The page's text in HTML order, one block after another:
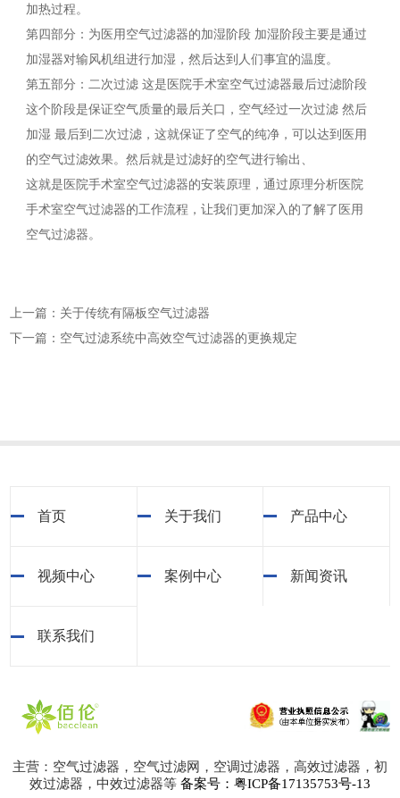
加热过程。
第四部分：为医用空气过滤器的加湿阶段 加湿阶段主要是通过
加湿器对输风机组进行加湿，然后达到人们事宜的温度。
第五部分：二次过滤 这是医院手术室空气过滤器最后过滤阶段
这个阶段是保证空气质量的最后关口，空气经过一次过滤 然后
加湿 最后到二次过滤，这就保证了空气的纯净，可以达到医用
的空气过滤效果。然后就是过滤好的空气进行输出、
这就是医院手术室空气过滤器的安装原理，通过原理分析医院
手术室空气过滤器的工作流程，让我们更加深入的了解了医用
空气过滤器。
上一篇：关于传统有隔板空气过滤器
下一篇：空气过滤系统中高效空气过滤器的更换规定
首页 关于我们 产品中心
视频中心 案例中心 新闻资讯
联系我们
主营：空气过滤器，空气过滤网，空调过滤器，高效过滤器，初
效过滤器，中效过滤器等 备案号：粤ICP备17135753号-13